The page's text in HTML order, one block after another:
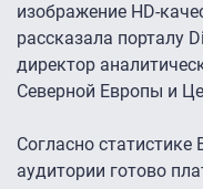
изображение HD-
рассказала порталу
директор
Северной Европы и
Согласно
аудитории готово